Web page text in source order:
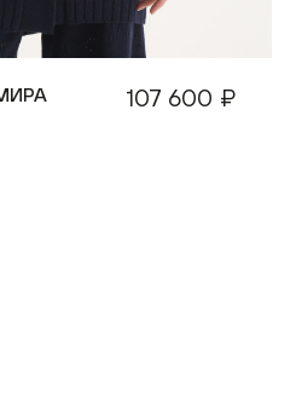
107 600 ₽